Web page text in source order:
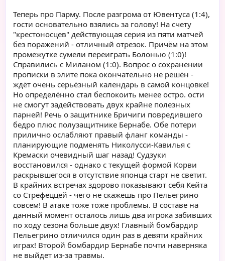
Теперь про Парму. После разгрома от Ювентуса (1:4),
гости основательно взялись за голову! На счету
"крестоносцев" действующая серия из пяти матчей
без поражений - отличный отрезок. Причём на этом
промежутке сумели переиграть Болонью (1:0)!
Справились с Миланом (1:0). Вопрос о сохранении
прописки в элите пока окончательно не решён -
ждёт очень серьёзный календарь в самой концовке!
Но определённо стал беспокоить менее остро. ости
не смогут задействовать двух крайне полезных
парней! Речь о защитнике Бричиги повредившего
бедро плюс полузащитнике Бернабе. Обе потери
прилично ослабляют правый фланг команды -
планирующие подменять Николусси-Кавилья с
Кремаски очевидный шаг назад! Судзуки
восстановился - однако с текущей формой Корви
раскрывшегося в отсутствие японца старт не светит.
В крайних встречах здорово показывают себя Кейта
со Стрефеццей - чего не скажешь про Пельегрино
совсем! В атаке тоже тоже проблемы. В составе на
данный момент осталось лишь два игрока забивших
по ходу сезона больше двух! Главный бомбардир
Пельегрино отличился один раз в девяти крайних
играх! Второй бомбардир Бернабе почти наверняка
не выйдет из-за травмы.